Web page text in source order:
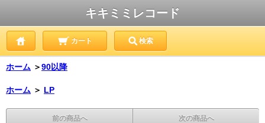
キキミミレコード
カート 検索
ホーム ＞90以降
ホーム ＞ LP
前の商品へ 次の商品へ